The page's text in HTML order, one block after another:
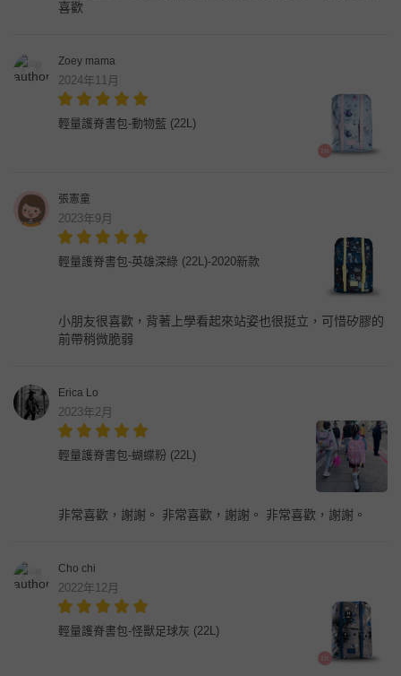
喜歡
Zoey mama
2024年11月
輕量護脊書包-動物藍 (22L)
張憲童
2023年9月
輕量護脊書包-英雄深綠 (22L)-2020新款
小朋友很喜歡，背著上學看起來站姿也很挺立，可惜矽膠的
前帶稍微脆弱
Erica Lo
2023年2月
輕量護脊書包-蝴蝶粉 (22L)
非常喜歡，謝謝。 非常喜歡，謝謝。 非常喜歡，謝謝。
Cho chi
2022年12月
輕量護脊書包-怪獸足球灰 (22L)